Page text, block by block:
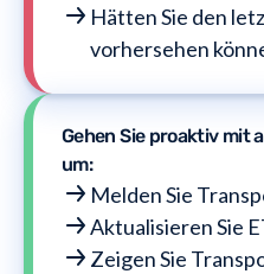
Hätten Sie den
vorhersehen
Gehen Sie proaktiv mit
um:
Melden Sie
Aktualisieren Sie
Zeigen Sie